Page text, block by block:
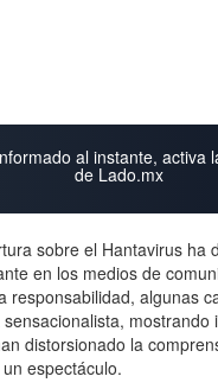
al instante, activa
de Lado.mx
sobre el Hantavirus ha
en los medios de
responsabilidad, algunas
mostrando
distorsionado la
espectáculo.